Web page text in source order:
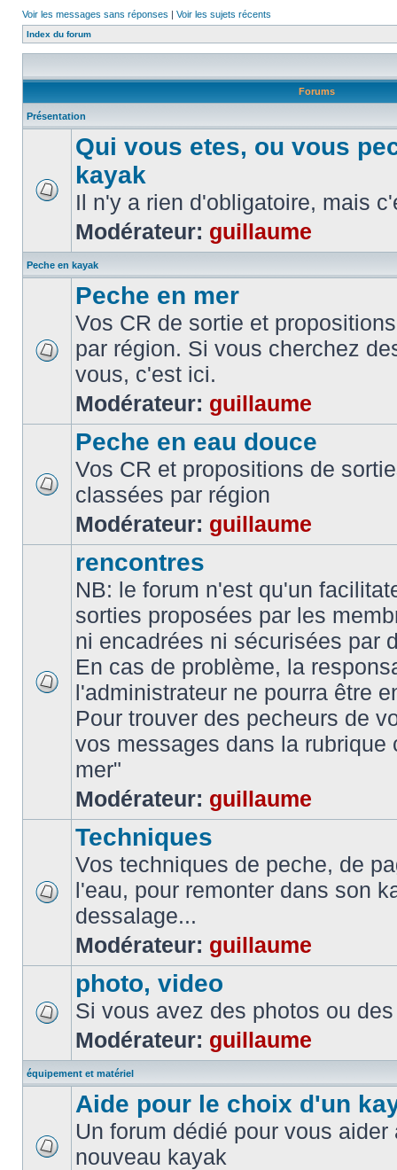
Voir les messages sans réponses | Voir les sujets récents
Index du forum
Forums
Présentation
Qui vous etes, ou vous
kayak
Il n'y a rien d'obligatoire, mais
Modérateur: guillaume
Peche en kayak
Peche en mer
Vos CR de sortie et
par région. Si vous cherchez
vous, c'est ici.
Modérateur: guillaume
Peche en eau douce
Vos CR et propositions de
classées par région
Modérateur: guillaume
rencontres
NB: le forum n'est qu'un
sorties proposées par les
ni encadrées ni sécurisées par
En cas de problème, la
l'administrateur ne pourra être
Pour trouver des pecheurs de
vos messages dans la rubrique
mer"
Modérateur: guillaume
Techniques
Vos techniques de peche, de
l'eau, pour remonter dans son
dessalage...
Modérateur: guillaume
photo, video
Si vous avez des photos ou
Modérateur: guillaume
équipement et matériel
Aide pour le choix d'un
Un forum dédié pour vous
nouveau kayak